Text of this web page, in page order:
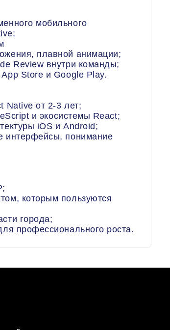
мобильного
плавной анимации;
Review внутри команды;
Store и Google Play.
Native от 2-3 лет;
и экосистемы React;
iOS и Android;
интерфейсы, понимание
которым пользуются
города;
профессионального роста.